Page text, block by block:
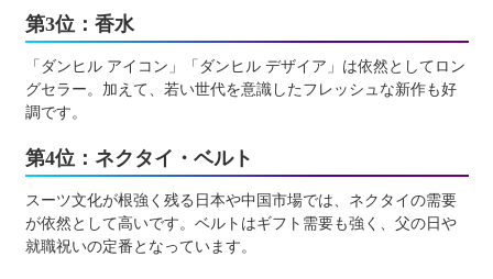
第3位：香水
「ダンヒル アイコン」「ダンヒル デザイア」は依然としてロン
グセラー。加えて、若い世代を意識したフレッシュな新作も好
調です。
第4位：ネクタイ・ベルト
スーツ文化が根強く残る日本や中国市場では、ネクタイの需要
が依然として高いです。ベルトはギフト需要も強く、父の日や
就職祝いの定番となっています。